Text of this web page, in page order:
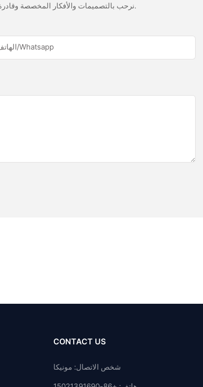
نرحب بالتصميمات والأفكار المخصصة وقادرة على تلبية المتطلبات المحددة. لمزيد من المعلومات، يرجى زيارة الموقع الإلكتروني أو الاتصال بنا مباشرة مع أسئلة أو استفسارات.
الهاتف/whatsapp
CONTACT US
شخص الاتصال: مونيكا